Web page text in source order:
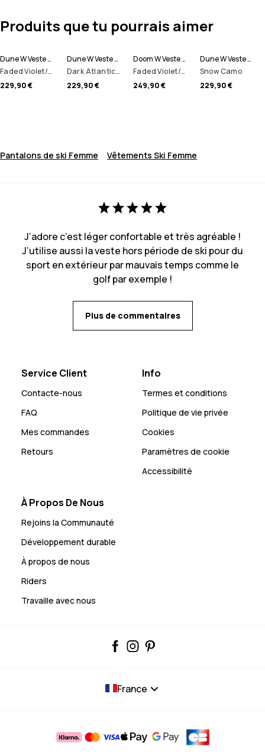
Produits que tu pourrais aimer
Dune W Veste de Ski Femme
Faded Violet/Black/Dark Blue
229,90 €
Dune W Veste de Ski Femme
Dark Atlantic/Pink
229,90 €
Doom W Veste de Ski Femme
Faded Violet/Black/Dark Atlantic
249,90 €
Dune W Veste de Ski Femme
Snow Camo
229,90 €
Pantalons de ski Femme Vêtements Ski Femme
J’adore c’est léger confortable et très agréable !
J’utilise aussi la veste hors période de ski pour du
sport en extérieur par mauvais temps comme le
golf par exemple !
Plus de commentaires
Service Client
Contacte-nous
FAQ
Mes commandes
Retours
Info
Termes et conditions
Politique de vie privée
Cookies
Paramètres de cookie
Accessibilité
À Propos De Nous
Rejoins la Communauté
Développement durable
À propos de nous
Riders
Travaille avec nous
France